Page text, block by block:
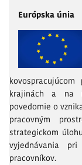
Európska únia
krajinách a na
povedomie o
pracovným
strategickom
vyjednávania
pracovníkov.